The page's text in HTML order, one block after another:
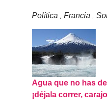
Política ,Francia ,
Agua que no has
¡déjala correr,